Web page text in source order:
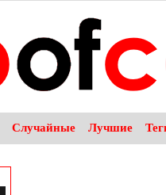
Случайные Лучшие